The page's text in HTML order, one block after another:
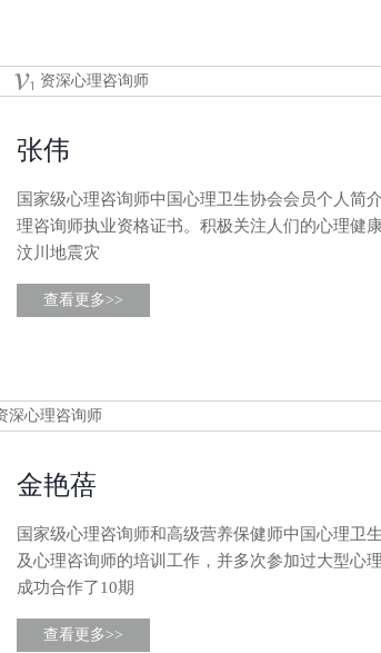
资深心理咨询师
张伟
国家级心理咨询师中国心理卫生协会会员个人简
理咨询师执业资格证书。积极关注人们的心理健
汶川地震灾
查看更多>>
深心理咨询师
金艳蓓
国家级心理咨询师和高级营养保健师中国心理卫
及心理咨询师的培训工作，并多次参加过大型心
成功合作了10期
查看更多>>